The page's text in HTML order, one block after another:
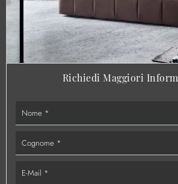
Richiedi Maggiori